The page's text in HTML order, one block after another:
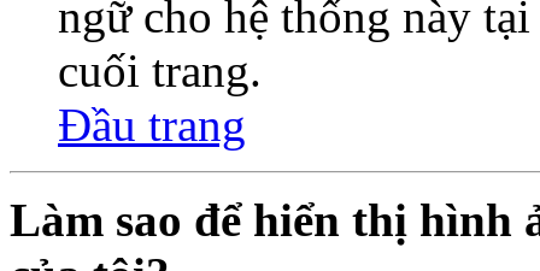
ngữ cho hệ thống này
cuối trang.
Đầu trang
Làm sao để hiển thị hình